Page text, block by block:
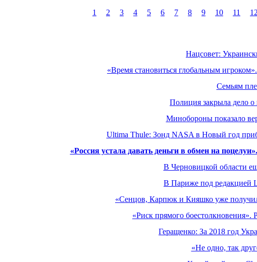
1 2 3 4 5 6 7 8 9 10 11 12
Нацсовет:
«Время становиться глобальным
Семьям
Полиция закрыла дело
Минобороны показало
Ultima Thule: Зонд NASA в Новый год
«Россия устала давать деньги в обмен на
В Черновицкой области
В Париже под редакцией
«Сенцов, Карпюк и Кияшко уже
«Риск прямого боестолкновения».
Геращенко: За 2018 год
«Не одно, так